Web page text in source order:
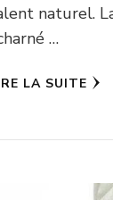
naturel.
…
LA SUITE